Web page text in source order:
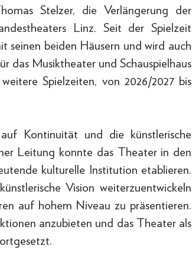
Stelzer, die Verlängerung der
Linz. Seit der Spielzeit
seinen beiden Häusern und wird auch
das Musiktheater und Schauspielhaus
Spielzeiten, von 2026/2027 bis
Kontinuität und die künstlerische
Leitung konnte das Theater in den
kulturelle Institution etablieren.
Vision weiterzuentwickeln
auf hohem Niveau zu präsentieren.
anzubieten und das Theater als